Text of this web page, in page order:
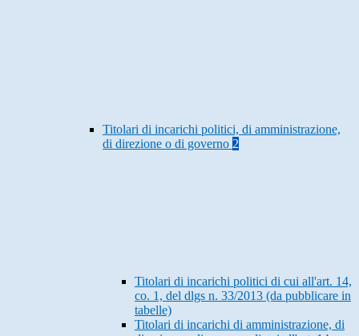
Titolari di incarichi politici, di amministrazione,
di direzione o di governo 2
Titolari di incarichi politici di cui all'art. 14,
co. 1, del dlgs n. 33/2013 (da pubblicare in
tabelle)
Titolari di incarichi di amministrazione, di